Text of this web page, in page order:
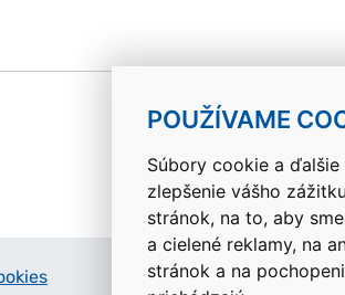
POUŽÍVAME
Súbory cookie a
zlepšenie vášho
stránok, na to, aby
a cielené reklamy, na
stránok a na